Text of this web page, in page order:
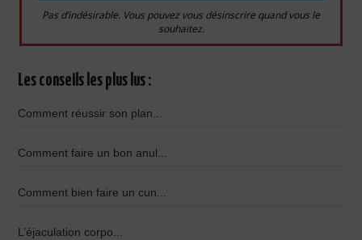
Pas d’indésirable. Vous pouvez vous désinscrire quand vous le
souhaitez.
Les conseils les plus lus :
Comment réussir son plan...
Comment faire un bon anul...
Comment bien faire un cun...
L’éjaculation corpo...